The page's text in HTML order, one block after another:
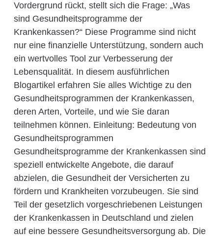
Vordergrund rückt, stellt sich die Frage: „Was
sind Gesundheitsprogramme der
Krankenkassen?“ Diese Programme sind nicht
nur eine finanzielle Unterstützung, sondern auch
ein wertvolles Tool zur Verbesserung der
Lebensqualität. In diesem ausführlichen
Blogartikel erfahren Sie alles Wichtige zu den
Gesundheitsprogrammen der Krankenkassen,
deren Arten, Vorteile, und wie Sie daran
teilnehmen können. Einleitung: Bedeutung von
Gesundheitsprogrammen
Gesundheitsprogramme der Krankenkassen sind
speziell entwickelte Angebote, die darauf
abzielen, die Gesundheit der Versicherten zu
fördern und Krankheiten vorzubeugen. Sie sind
Teil der gesetzlich vorgeschriebenen Leistungen
der Krankenkassen in Deutschland und zielen
auf eine bessere Gesundheitsversorgung ab. Die